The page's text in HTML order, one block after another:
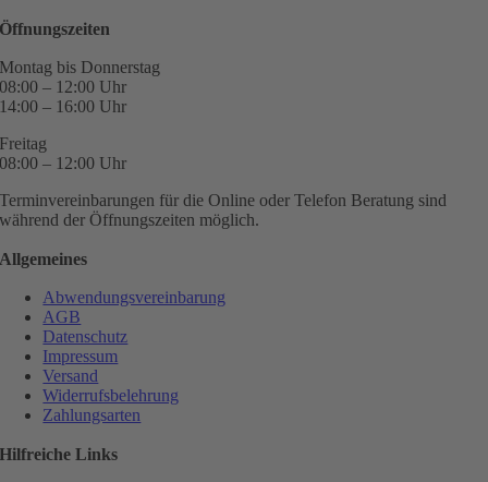
Öffnungszeiten
Montag bis Donnerstag
08:00 – 12:00 Uhr
14:00 – 16:00 Uhr
Freitag
08:00 – 12:00 Uhr
Terminvereinbarungen für die Online oder Telefon Beratung sind
während der Öffnungszeiten möglich.
Allgemeines
Abwendungsvereinbarung
AGB
Datenschutz
Impressum
Versand
Widerrufsbelehrung
Zahlungsarten
Hilfreiche Links